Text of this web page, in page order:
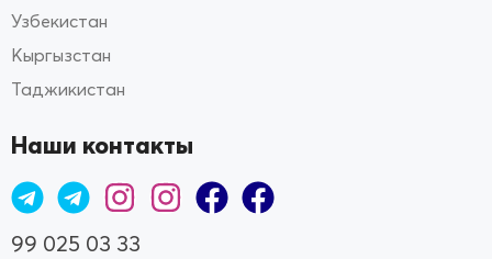
Узбекистан
Кыргызстан
Таджикистан
Наши контакты
99 025 03 33